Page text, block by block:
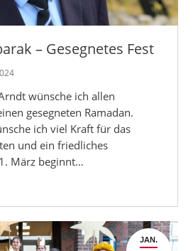
– Gesegnetes Fest
wünsche ich allen
gesegneten Ramadan.
ich viel Kraft für das
und ein friedliches
März beginnt…
JAN.